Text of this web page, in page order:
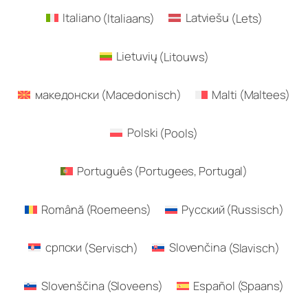
Italiano (Italiaans) Latviešu (Lets)
Lietuvių (Litouws)
македонски (Macedonisch) Malti (Maltees)
Polski (Pools)
Português (Portugees, Portugal)
Română(Roemeens) Русский (Russisch)
српски (Servisch) Slovenčina(Slavisch)
Slovenščina(Sloveens) Español (Spaans)